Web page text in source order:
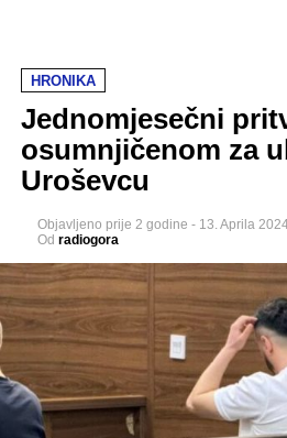
HRONIKA
Jednomjesečni
osumnjičenom za
Uroševcu
Objavljeno prije 2 godine - 13. Aprila
Od radiogora